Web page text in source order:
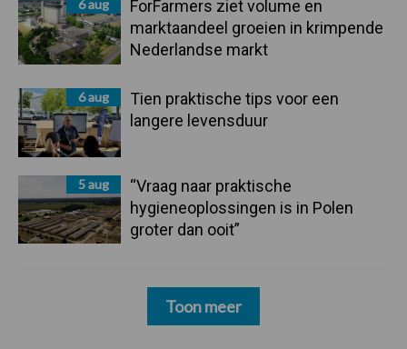
6 aug
ForFarmers ziet volume en
marktaandeel groeien in krimpende
Nederlandse markt
6 aug
Tien praktische tips voor een
langere levensduur
5 aug
“Vraag naar praktische
hygieneoplossingen is in Polen
groter dan ooit”
Toon meer